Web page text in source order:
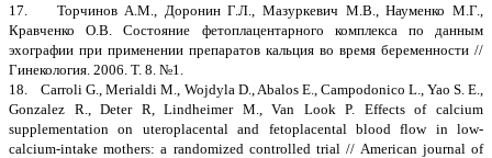
17. Торчинов А.М., Доронин Г.Л., Мазуркевич М.В., Науменко М.Г.,
Кравченко О.В. Состояние фетоплацентарного комплекса по данным
эхографии при применении препаратов кальция во время беременности //
Гинекология. 2006. Т. 8. №1.
18. Carroli G., Merialdi M., Wojdyla D., Abalos E., Campodonico L., Yao S. E.,
Gonzalez R., Deter R, Lindheimer M., Van Look P. Effects of calcium
supplementation on uteroplacental and fetoplacental blood flow in low-
calcium-intake mothers: a randomized controlled trial // American journal of